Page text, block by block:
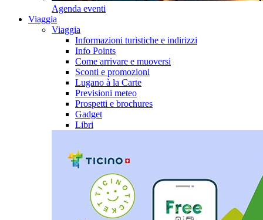
Agenda eventi
Viaggia
Viaggia
Informazioni turistiche e indirizzi
Info Points
Come arrivare e muoversi
Sconti e promozioni
Lugano à la Carte
Previsioni meteo
Prospetti e brochures
Gadget
Libri